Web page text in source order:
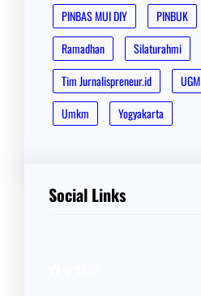
PINBAS MUI DIY
PINBUK
Ramadhan
Silaturahmi
Tim Jurnalispreneur.id
UGM
Umkm
Yogyakarta
Social Links